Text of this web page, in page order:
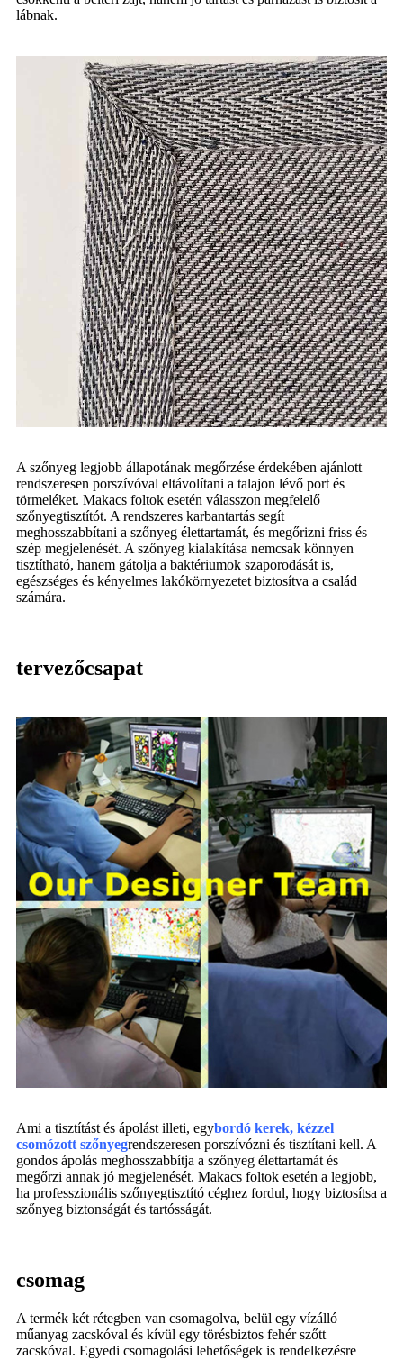
lábnak.
A szőnyeg legjobb állapotának megőrzése érdekében ajánlott
rendszeresen porszívóval eltávolítani a talajon lévő port és
törmeléket. Makacs foltok esetén válasszon megfelelő
szőnyegtisztítót. A rendszeres karbantartás segít
meghosszabbítani a szőnyeg élettartamát, és megőrizni friss és
szép megjelenését. A szőnyeg kialakítása nemcsak könnyen
tisztítható, hanem gátolja a baktériumok szaporodását is,
egészséges és kényelmes lakókörnyezetet biztosítva a család
számára.
tervezőcsapat
Ami a tisztítást és ápolást illeti, egybordó kerek, kézzel
csomózott szőnyegrendszeresen porszívózni és tisztítani kell. A
gondos ápolás meghosszabbítja a szőnyeg élettartamát és
megőrzi annak jó megjelenését. Makacs foltok esetén a legjobb,
ha professzionális szőnyegtisztító céghez fordul, hogy biztosítsa a
szőnyeg biztonságát és tartósságát.
csomag
A termék két rétegben van csomagolva, belül egy vízálló
műanyag zacskóval és kívül egy törésbiztos fehér szőtt
zacskóval. Egyedi csomagolási lehetőségek is rendelkezésre